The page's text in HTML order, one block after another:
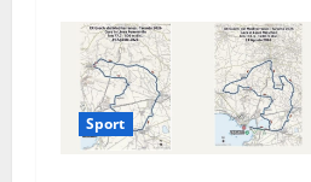
Sport